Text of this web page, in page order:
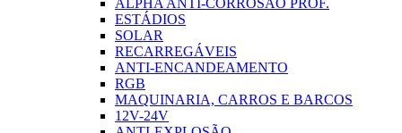
ALPHA ANTI-CORROSÃO PROF.
ESTÁDIOS
SOLAR
RECARREGÁVEIS
ANTI-ENCANDEAMENTO
RGB
MAQUINARIA, CARROS E BARCOS
12V-24V